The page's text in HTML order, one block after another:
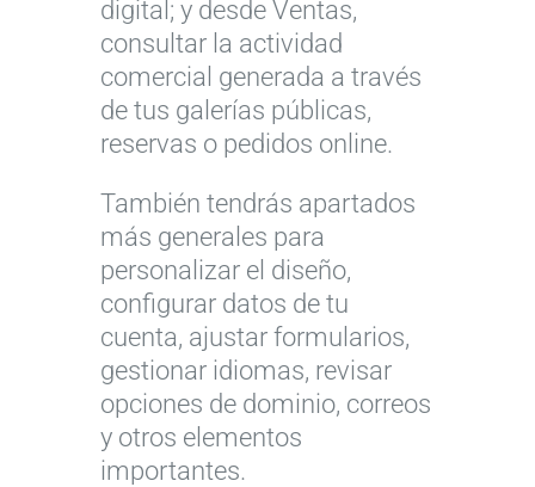
digital; y desde Ventas,
consultar la actividad
comercial generada a través
de tus galerías públicas,
reservas o pedidos online.
También tendrás apartados
más generales para
personalizar el diseño,
configurar datos de tu
cuenta, ajustar formularios,
gestionar idiomas, revisar
opciones de dominio, correos
y otros elementos
importantes.